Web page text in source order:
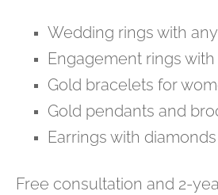
Wedding rings with
Engagement rings
Gold bracelets for
Gold pendants and
Earrings with diamonds
Free consultation and 2-